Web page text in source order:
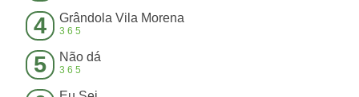
4 Grândola Vila Morena
365
5 Não dá
365